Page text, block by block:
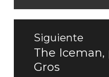
Siguiente
Entrada
siguiente:
The Iceman,
Gros